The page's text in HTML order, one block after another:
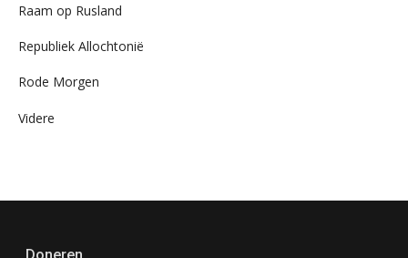
Raam op Rusland
Republiek Allochtonië
Rode Morgen
Videre
Doneren